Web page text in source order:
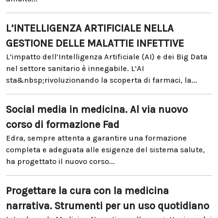
L’INTELLIGENZA ARTIFICIALE NELLA
GESTIONE DELLE MALATTIE INFETTIVE
L’impatto dell’Intelligenza Artificiale (AI) e dei Big Data
nel settore sanitario è innegabile. L’AI
sta&nbsp;rivoluzionando la scoperta di farmaci, la...
Social media in medicina. Al via nuovo
corso di formazione Fad
Edra, sempre attenta a garantire una formazione
completa e adeguata alle esigenze del sistema salute,
ha progettato il nuovo corso...
Progettare la cura con la medicina
narrativa. Strumenti per un uso quotidiano